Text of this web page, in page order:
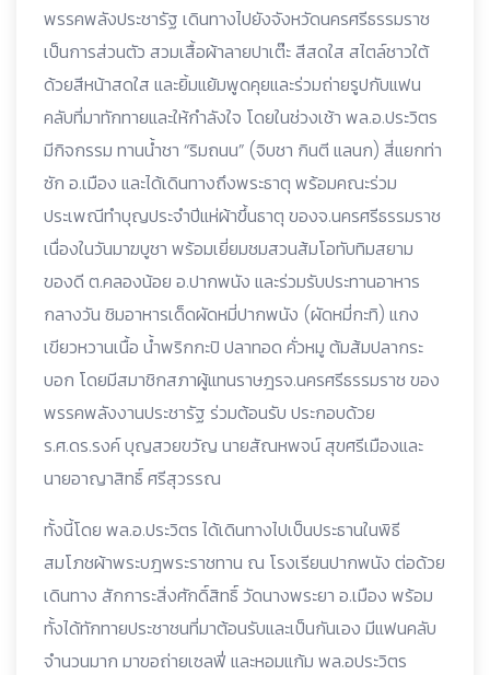
พรรคพลังประชารัฐ เดินทางไปยังจังหวัดนครศรีธรรมราช
เป็นการส่วนตัว สวมเสื้อผ้าลายปาเต๊ะ สีสดใส สไตล์ชาวใต้
ด้วยสีหน้าสดใส และยิ้มแย้มพูดคุยและร่วมถ่ายรูปกับแฟน
คลับที่มาทักทายและให้กำลังใจ โดยในช่วงเช้า พล.อ.ประวิตร
มีกิจกรรม ทานน้ำชา “ริมถนน” (จิบชา กินตี แลนก) สี่แยกท่า
ซัก อ.เมือง และได้เดินทางถึงพระธาตุ พร้อมคณะร่วม
ประเพณีทำบุญประจำปีแห่ผ้าขึ้นธาตุ ของจ.นครศรีธรรมราช
เนื่องในวันมาฆบูชา พร้อมเยี่ยมชมสวนส้มโอทับทิมสยาม
ของดี ต.คลองน้อย อ.ปากพนัง และร่วมรับประทานอาหาร
กลางวัน ชิมอาหารเด็ดผัดหมี่ปากพนัง (ผัดหมี่กะทิ) แกง
เขียวหวานเนื้อ น้ำพริกกะปิ ปลาทอด คั่วหมู ต้มส้มปลากระ
บอก โดยมีสมาชิกสภาผู้แทนราษฎรจ.นครศรีธรรมราช ของ
พรรคพลังงานประชารัฐ ร่วมต้อนรับ ประกอบด้วย
ร.ศ.ดร.รงค์ บุญสวยขวัญ นายสัณหพจน์ สุขศรีเมืองและ
นายอาญาสิทธิ์ ศรีสุวรรณ
ทั้งนี้โดย พล.อ.ประวิตร ได้เดินทางไปเป็นประธานในพิธี
สมโภชผ้าพระบฎพระราชทาน ณ โรงเรียนปากพนัง ต่อด้วย
เดินทาง สักการะสิ่งศักดิ์สิทธิ์ วัดนางพระยา อ.เมือง พร้อม
ทั้งได้ทักทายประชาชนที่มาต้อนรับและเป็นกันเอง มีแฟนคลับ
จำนวนมาก มาขอถ่ายเซลฟี่ และหอมแก้ม พล.อประวิตร